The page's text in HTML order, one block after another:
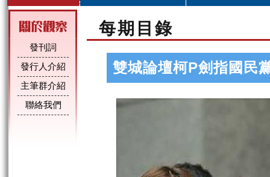
發刊詞
發行人介紹
主筆群介紹
聯絡我們
每期目錄
雙城論壇柯P劍指國民